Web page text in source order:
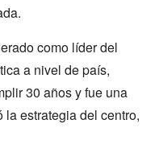
como líder del
a nivel de país,
30 años y fue una
estrategia del centro,